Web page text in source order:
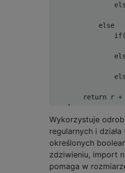
            else
return r +
    }
public static
Wykorzystuje
regularnych i
określonych
zdziwieniu, import
pomaga w